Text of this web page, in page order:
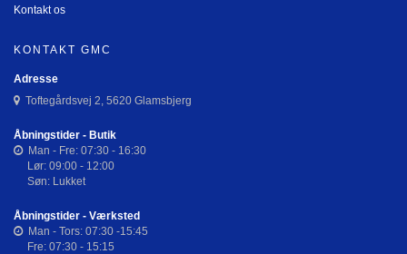
Kontakt os
KONTAKT GMC
Adresse
Toftegårdsvej 2, 5620 Glamsbjerg
Åbningstider - Butik
Man - Fre: 07:30 - 16:30
Lør: 09:00 - 12:00
Søn: Lukket
Åbningstider - Værksted
Man - Tors: 07:30 -15:45
Fre: 07:30 - 15:15